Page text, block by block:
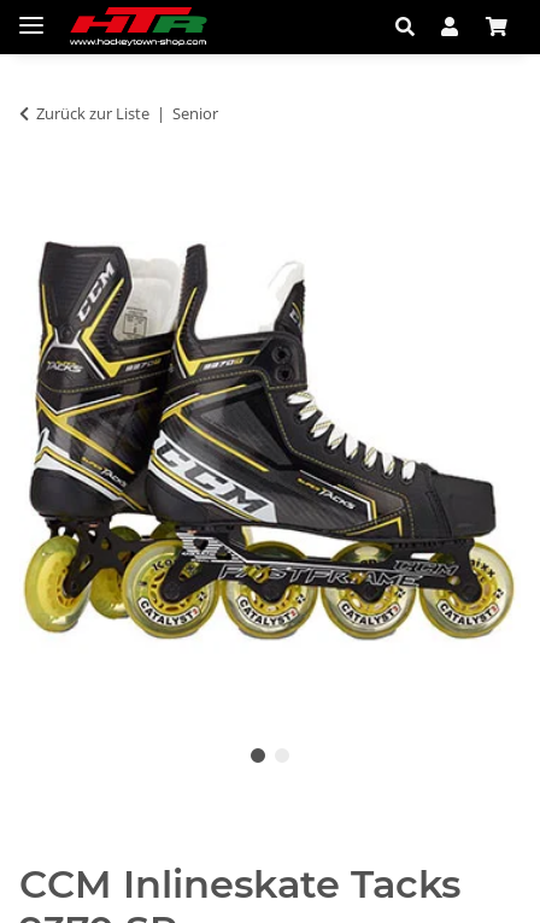
Zurück zur Liste Senior
CCM Inlineskate Tacks